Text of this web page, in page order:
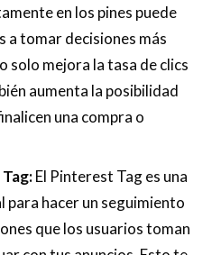
en los pines puede
a tomar decisiones más
solo mejora la tasa de clics
aumenta la posibilidad
una compra o
El Pinterest Tag es una
para hacer un seguimiento
que los usuarios toman